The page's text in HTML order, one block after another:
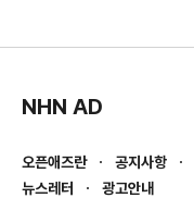
NHN AD
오픈애즈란 공지사항
뉴스레터
광고안내